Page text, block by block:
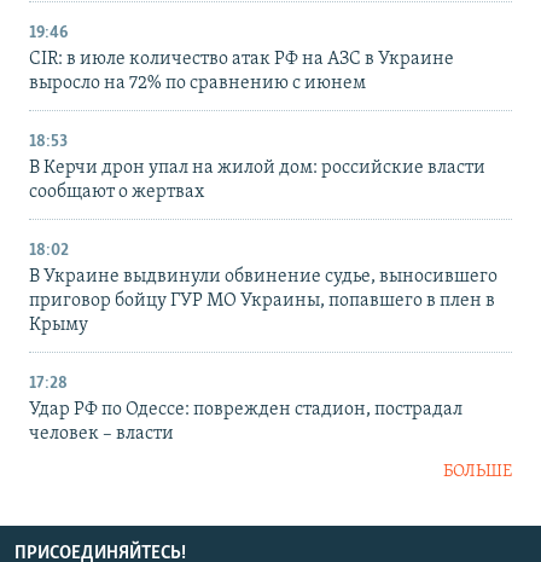
19:46
CIR: в июле количество атак РФ на АЗС в Украине
выросло на 72% по сравнению с июнем
18:53
В Керчи дрон упал на жилой дом: российские власти
сообщают о жертвах
18:02
В Украине выдвинули обвинение судье, выносившего
приговор бойцу ГУР МО Украины, попавшего в плен в
Крыму
17:28
Удар РФ по Одессе: поврежден стадион, пострадал
человек – власти
БОЛЬШЕ
ПРИСОЕДИНЯЙТЕСЬ!